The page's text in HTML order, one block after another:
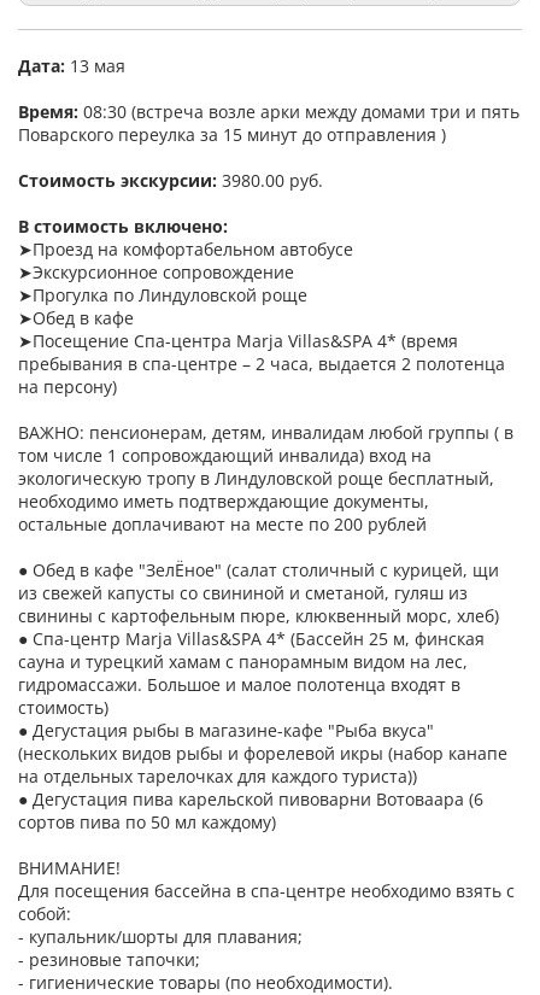
Дата: 13 мая
Время: 08:30 (встреча возле арки между домами три и пять
Поварского переулка за 15 минут до отправления )
Стоимость экскурсии: 3980.00 руб.
В стоимость включено:
➤Проезд на комфортабельном автобусе
➤Экскурсионное сопровождение
➤Прогулка по Линдуловской роще
➤Обед в кафе
➤Посещение Спа-центра Marja Villas&SPA 4* (время
пребывания в спа-центре – 2 часа, выдается 2 полотенца
на персону)
ВАЖНО: пенсионерам, детям, инвалидам любой группы ( в
том числе 1 сопровождающий инвалида) вход на
экологическую тропу в Линдуловской роще бесплатный,
необходимо иметь подтверждающие документы,
остальные доплачивают на месте по 200 рублей
● Обед в кафе "ЗелЁное" (салат столичный с курицей, щи
из свежей капусты со свининой и сметаной, гуляш из
свинины с картофельным пюре, клюквенный морс, хлеб)
● Спа-центр Marja Villas&SPA 4* (Бассейн 25 м, финская
сауна и турецкий хамам с панорамным видом на лес,
гидромассажи. Большое и малое полотенца входят в
стоимость)
● Дегустация рыбы в магазине-кафе "Рыба вкуса"
(нескольких видов рыбы и форелевой икры (набор канапе
на отдельных тарелочках для каждого туриста))
● Дегустация пива карельской пивоварни Вотоваара (6
сортов пива по 50 мл каждому)
ВНИМАНИЕ!
Для посещения бассейна в спа-центре необходимо взять с
собой:
- купальник/шорты для плавания;
- резиновые тапочки;
- гигиенические товары (по необходимости).